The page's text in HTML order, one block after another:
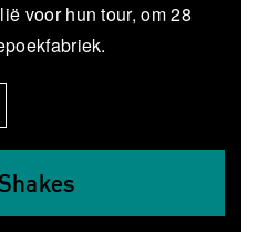
voor hun tour, om 28